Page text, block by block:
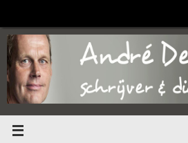
de
inhoud